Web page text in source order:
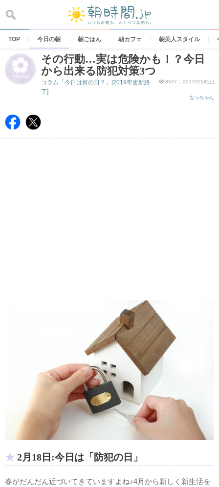
content
TOP 今日の朝 朝ごはん 朝カフェ 朝美人スタイル
その行動…実は危険かも！？今日
から出来る防犯対策3つ
3577 2017/2/18(土)
なっちゃん
コラム「今日は何の日？」[2019年更新終
了]
2月18日:今日は「防犯の日」
春がだんだん近づいてきていますよね♪4月から新しく新生活を